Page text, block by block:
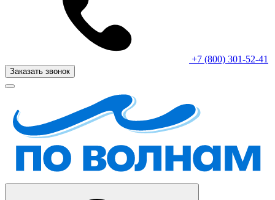
+7 (800) 301-52-41
Заказать звонок